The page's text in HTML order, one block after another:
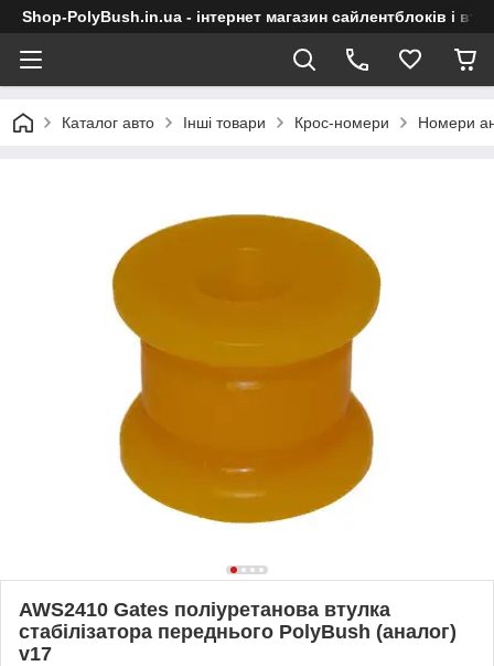
Shop-PolyBush.in.ua - інтернет магазин сайлентблоків і
Каталог авто Інші товари Крос-номери Номери
AWS2410 Gates поліуретанова втулка
стабілізатора переднього PolyBush (аналог)
v17